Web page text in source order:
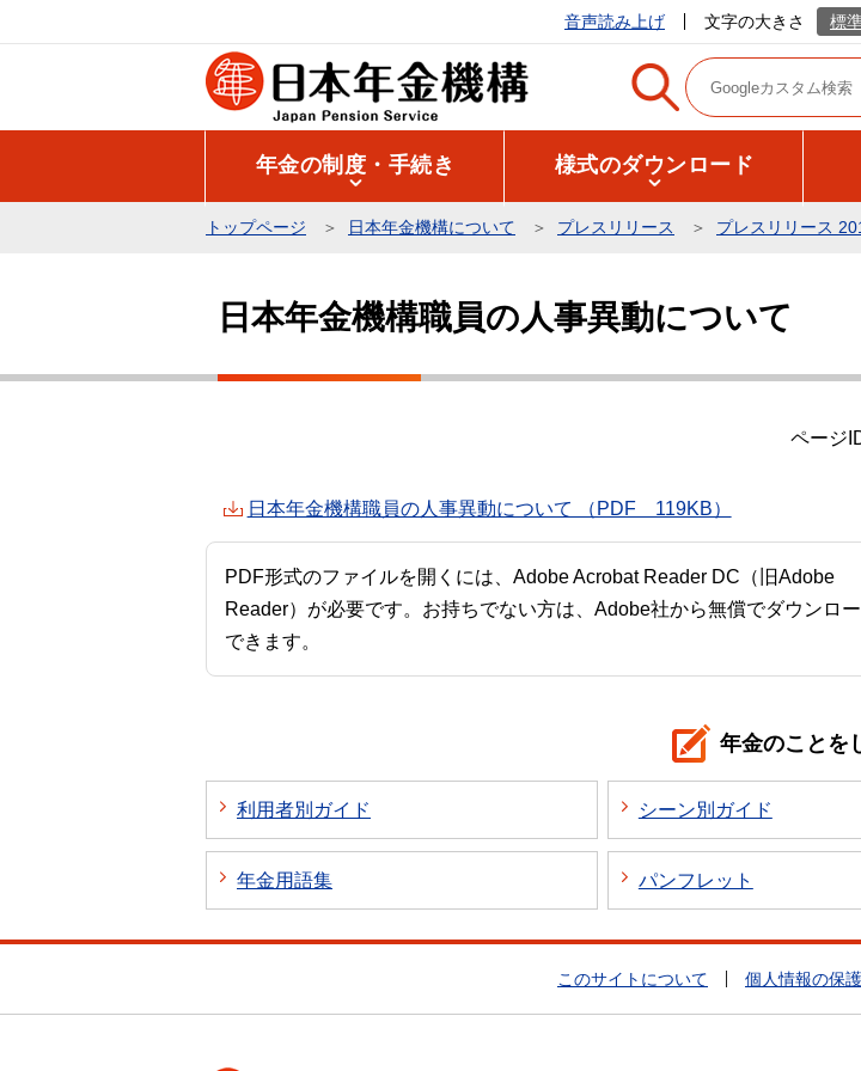
の
音声読み上げ 文字の大きさ 標
年金の制度・手続き 様式のダウンロード
トップページ 日本年金機構について プレスリリース プレスリリース
日本年金機構職員の人事異動について
ページ
日本年金機構職員の人事異動について （PDF 119KB）
PDF形式のファイルを開くには、Adobe Acrobat Reader DC（旧Adobe
Reader）が必要です。お持ちでない方は、Adobe社から無償でダウンロ
できます。
年金のことを
利用者別ガイド シーン別ガイド
年金用語集 パンフレット
このサイトについて 個人情報の保